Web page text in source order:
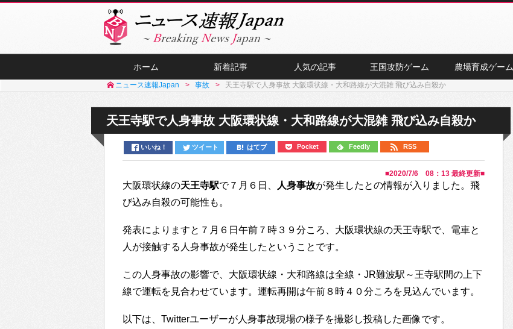
ホーム 新着記事 人気の記事 王国攻防ゲーム 農場育成ゲーム
ニュース速報Japan 事故 天王寺駅で人身事故 大阪環状線・大和路線が大混雑 飛び込み自殺か
天王寺駅で人身事故 大阪環状線・大和路線が大混雑 飛び込み自殺か
いいね！ ツイート はてブ Pocket Feedly RSS
■2020/7/6 08：13 最終更新■
大阪環状線の天王寺駅で７月６日、 人身事故が発生したとの情報が入りました。飛
び込み自殺の可能性も。
発表によりますと７月６日午前７時３９分ころ、大阪環状線の天王寺駅で、電車と
人が接触する人身事故が発生したということです。
この人身事故の影響で、大阪環状線・大和路線は全線・JR難波駅～王寺駅間の上下
線で運転を見合わせています。運転再開は午前８時４０分ころを見込んでいます。
以下は、Twitterユーザーが人身事故現場の様子を撮影し投稿した画像です。